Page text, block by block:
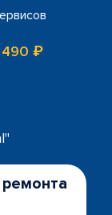
490 ₽
ремонта